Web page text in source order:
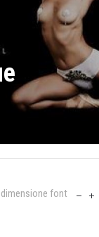
dimensione font